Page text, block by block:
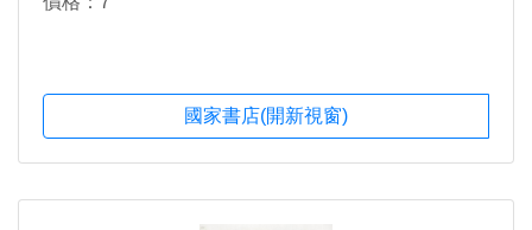
國家書店(開新視窗)